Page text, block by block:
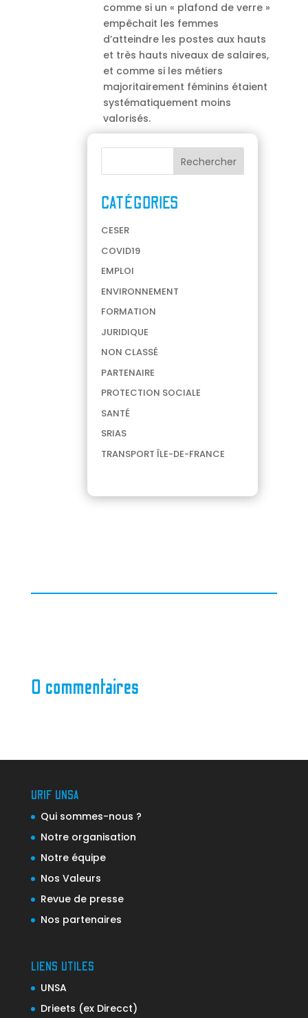
comme si un « plafond de verre »
empêchait les femmes
d’atteindre les postes aux hauts
et très hauts niveaux de salaires,
et comme si les métiers
majoritairement féminins étaient
systématiquement moins
valorisés.
CATÉGORIES
CESER
COVID19
EMPLOI
ENVIRONNEMENT
FORMATION
JURIDIQUE
NON CLASSÉ
PARTENAIRE
PROTECTION SOCIALE
SANTÉ
SRIAS
TRANSPORT ÎLE-DE-FRANCE
0 commentaires
URIF UNSA
Qui sommes-nous ?
Notre organisation
Notre équipe
Nos Valeurs
Revue de presse
Nos partenaires
LIENS UTILES
UNSA
Drieets (ex Direcct)